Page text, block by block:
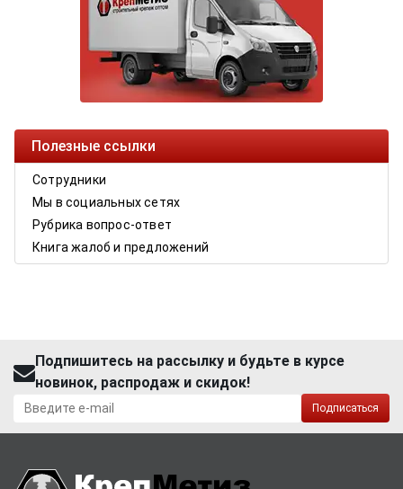
Полезные ссылки
Сотрудники
Мы в социальных сетях
Рубрика вопрос-ответ
Книга жалоб и предложений
Подпишитесь на рассылку и будьте в курсе
новинок, распродаж и скидок!
Подписаться